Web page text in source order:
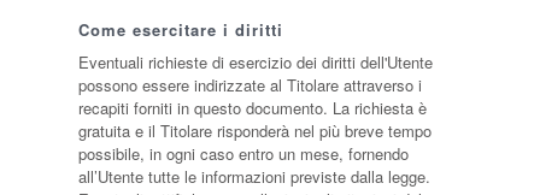
Come esercitare i diritti
Eventuali richieste di esercizio dei diritti dell'Utente
possono essere indirizzate al Titolare attraverso i
recapiti forniti in questo documento. La richiesta è
gratuita e il Titolare risponderà nel più breve tempo
possibile, in ogni caso entro un mese, fornendo
all’Utente tutte le informazioni previste dalla legge.